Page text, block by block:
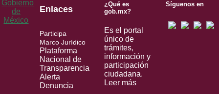
Enlaces
Participa
Marco Jurídico
Plataforma
Nacional de
Transparencia
Alerta
Denuncia
¿Qué es
gob.mx?
Es el portal
único de
trámites,
información y
participación
ciudadana.
Leer más
Síguenos en